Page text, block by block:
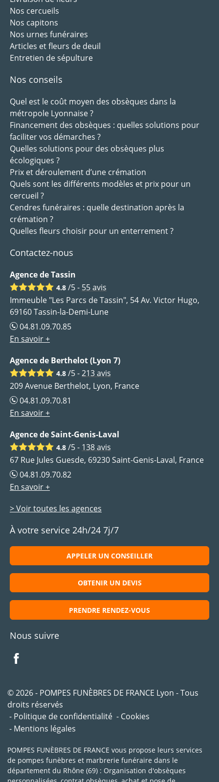
Nos cercueils
Nos capitons
Nos urnes funéraires
Articles et fleurs de deuil
Entretien de sépulture
Nos conseils
Quel est le coût moyen des obsèques dans la
métropole Lyonnaise ?
Financement des obsèques : quelles solutions pour
faciliter vos démarches ?
Quelles solutions pour des obsèques plus
écologiques ?
Prix et déroulement d’une crémation
Quels sont les différents modèles et prix pour un
cercueil ?
Cendres funéraires : quelle destination après la
crémation ?
Quelles fleurs choisir pour un enterrement ?
Contactez-nous
Agence de Tassin
4.8 /5 - 55avis
Immeuble "Les Parcs de Tassin", 54 Av. Victor Hugo,
69160 Tassin-la-Demi-Lune
04.81.09.70.85
En savoir +
Agence de Berthelot (Lyon 7)
4.8 /5 -213avis
209 Avenue Berthelot, Lyon, France
04.81.09.70.81
En savoir +
Agence de Saint-Genis-Laval
4.8 /5 - 138avis
67 Rue Jules Guesde, 69230 Saint-Genis-Laval, France
04.81.09.70.82
En savoir +
> Voir toutes les agences
À votre service 24h/24 7j/7
APPELER UN CONSEILLER
OBTENIR UN DEVIS
PRENDRE RENDEZ-VOUS
Nous suivre
© 2026 - POMPES FUNÈBRES DE FRANCE Lyon - Tous
droits réservés
Politique de confidentialité
Cookies
Mentions légales
POMPES FUNÈBRES DE FRANCE vous propose leurs services
de pompes funèbres et marbrerie funéraire dans le
département du Rhône (69) : Organisation d'obsèques